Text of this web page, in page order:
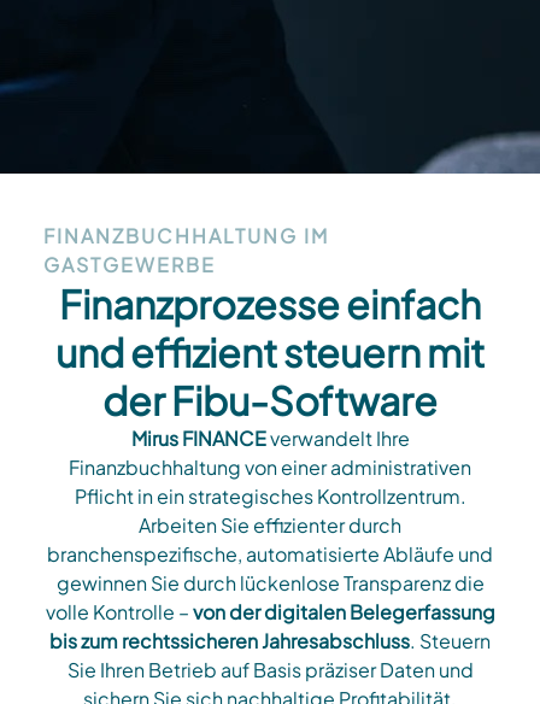
FINANZBUCHHALTUNG IM
GASTGEWERBE
Finanzprozesse einfach
und effizient steuern mit
der Fibu-Software
Mirus FINANCEverwandelt Ihre
Finanzbuchhaltung von einer administrativen
Pflicht in ein strategisches Kontrollzentrum.
Arbeiten Sie effizienter durch
branchenspezifische, automatisierte Abläufe und
gewinnen Sie durch lückenlose Transparenz die
volle Kontrolle –von der digitalen Belegerfassung
bis zum rechtssicheren Jahresabschluss. Steuern
Sie Ihren Betrieb auf Basis präziser Daten und
sichern Sie sich nachhaltige Profitabilität.